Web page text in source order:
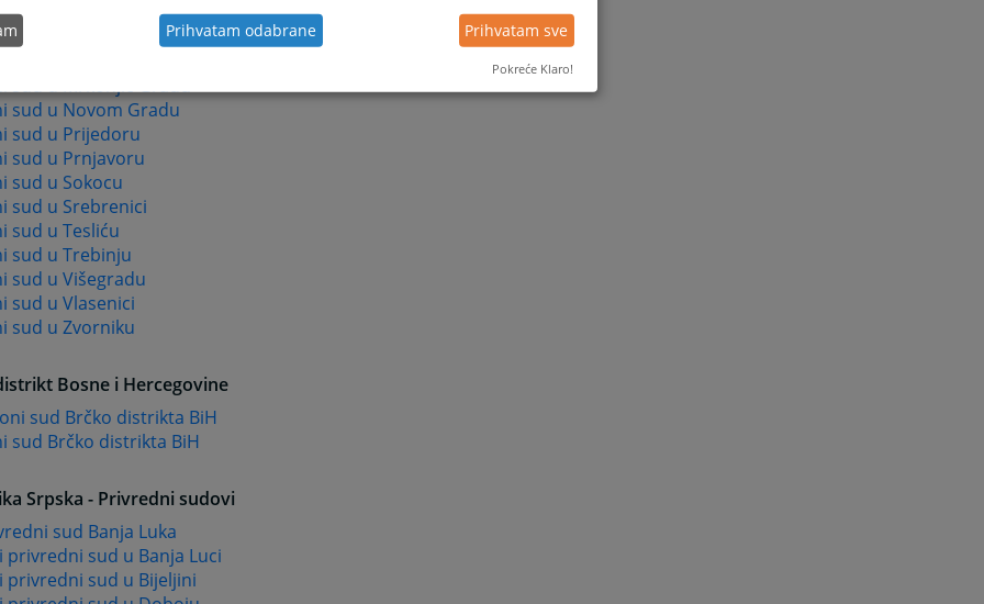
sud u Gradišci
sud u Kotor Varošu
sud u Mrkonjić Gradu
sud u Novom Gradu
sud u Prijedoru
sud u Prnjavoru
sud u Sokocu
sud u Srebrenici
sud u Tesliću
sud u Trebinju
sud u Višegradu
sud u Vlasenici
sud u Zvorniku
Bosne i Hercegovine
sud Brčko distrikta BiH
sud Brčko distrikta BiH
Srpska - Privredni sudovi
sud Banja Luka
privredni sud u Banja Luci
privredni sud u Bijeljini
Prihvatam odabrane Prihvatam sve
Pokreće Klaro!